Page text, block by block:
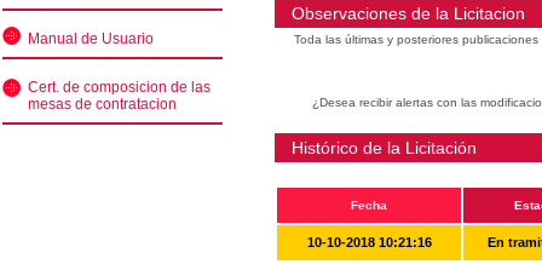
Manual de Usuario
Cert. de composicion de las
mesas de contratacion
Observaciones de la Licitacion
Toda las últimas y posteriores
¿Desea recibir alertas con las
Histórico de la Licitación
Fecha
10-10-2018 10:21:16 En